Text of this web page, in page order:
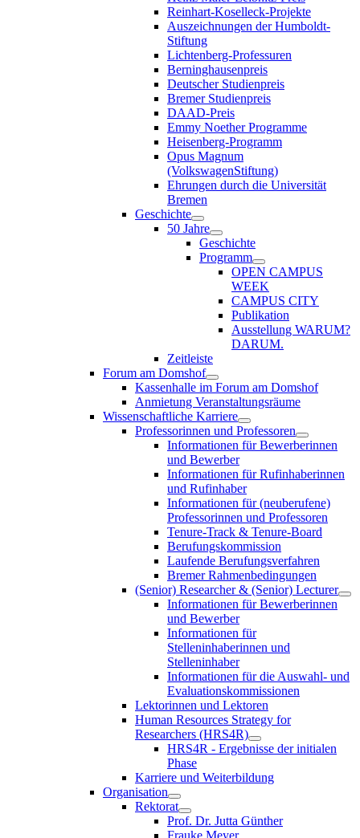
Reinhart-Koselleck-Projekte
Auszeichnungen der Humboldt-
Stiftung
Lichtenberg-Professuren
Berninghausenpreis
Deutscher Studienpreis
Bremer Studienpreis
DAAD-Preis
Emmy Noether Programme
Heisenberg-Programm
Opus Magnum
(VolkswagenStiftung)
Ehrungen durch die Universität
Bremen
Geschichte
50 Jahre
Geschichte
Programm
OPEN CAMPUS
WEEK
CAMPUS CITY
Publikation
Ausstellung WARUM?
DARUM.
Zeitleiste
Forum am Domshof
Kassenhalle im Forum am Domshof
Anmietung Veranstaltungsräume
Wissenschaftliche Karriere
Professorinnen und Professoren
Informationen für Bewerberinnen
und Bewerber
Informationen für Rufinhaberinnen
und Rufinhaber
Informationen für (neuberufene)
Professorinnen und Professoren
Tenure-Track & Tenure-Board
Berufungskommission
Laufende Berufungsverfahren
Bremer Rahmenbedingungen
(Senior) Researcher & (Senior) Lecturer
Informationen für Bewerberinnen
und Bewerber
Informationen für
Stelleninhaberinnen und
Stelleninhaber
Informationen für die Auswahl- und
Evaluationskommissionen
Lektorinnen und Lektoren
Human Resources Strategy for
Researchers (HRS4R)
HRS4R - Ergebnisse der initialen
Phase
Karriere und Weiterbildung
Organisation
Rektorat
Prof. Dr. Jutta Günther
Frauke Meyer